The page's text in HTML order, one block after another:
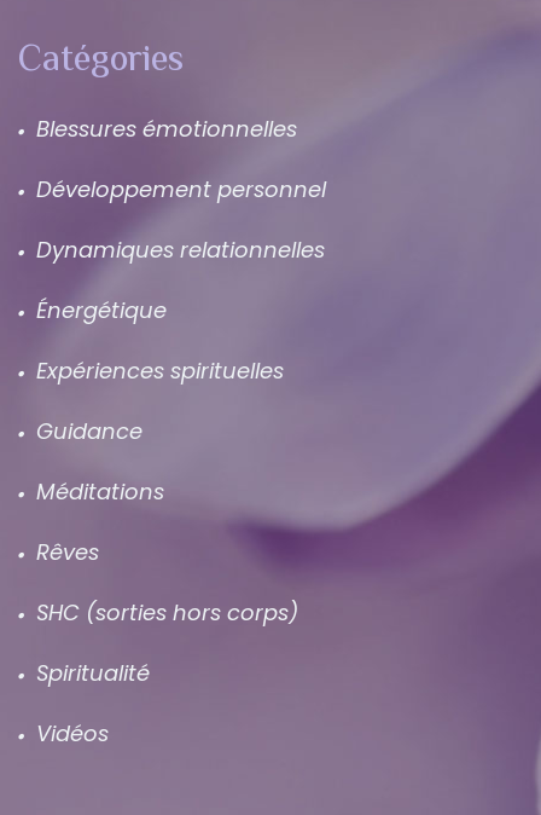
Catégories
Blessures émotionnelles
Développement personnel
Dynamiques relationnelles
Énergétique
Expériences spirituelles
Guidance
Méditations
Rêves
SHC (sorties hors corps)
Spiritualité
Vidéos